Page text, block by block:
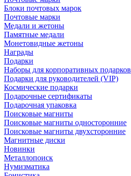
Блоки почтовых марок
Почтовые марки
Медали и жетоны
Памятные медали
Монетовидные жетоны
Награды
Подарки
Наборы для корпоративных подарков
Подарки для руководителей (VIP)
Космические подарки
Подарочные сертификаты
Подарочная упаковка
Поисковые магниты
Поисковые магниты односторонние
Поисковые магниты двухсторонние
Магнитные диски
Новинки
Металлопоиск
Нумизматика